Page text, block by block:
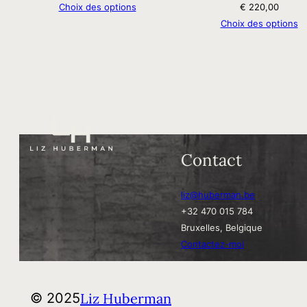
Choix des options
€ 220,00
Choix des options
Contact
liz@huberman.be
+32 470 015 784
Bruxelles, Belgique
Contactez-moi
© 2025Liz Huberman